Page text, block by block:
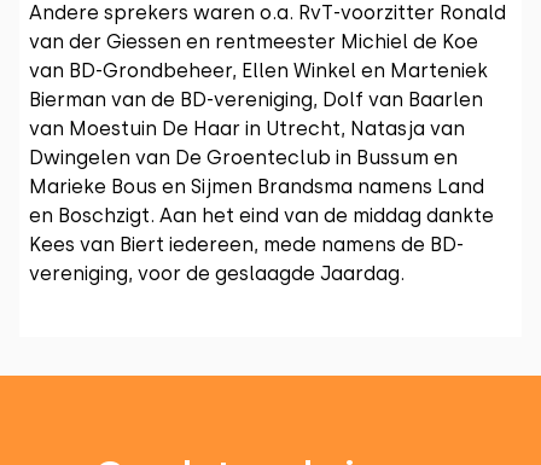
Andere sprekers waren o.a. RvT-voorzitter Ronald
van der Giessen en rentmeester Michiel de Koe
van BD-Grondbeheer, Ellen Winkel en Marteniek
Bierman van de BD-vereniging, Dolf van Baarlen
van Moestuin De Haar in Utrecht, Natasja van
Dwingelen van De Groenteclub in Bussum en
Marieke Bous en Sijmen Brandsma namens Land
en Boschzigt. Aan het eind van de middag dankte
Kees van Biert iedereen, mede namens de BD-
vereniging, voor de geslaagde Jaardag.